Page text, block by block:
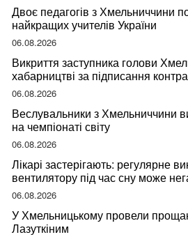
Двоє педагогів з Хмельниччини
найкращих учителів України
06.08.2026
Викриття заступника голови
хабарництві за підписання
06.08.2026
Веслувальники з Хмельниччини
на чемпіонаті світу
06.08.2026
Лікарі застерігають: регулярне
вентилятору під час сну може
ваше здоров’я
06.08.2026
У Хмельницькому провели
Лазуткіним